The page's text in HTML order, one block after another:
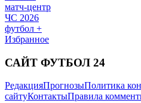
матч-центр
ЧС 2026
футбол +
Избранное
САЙТ ФУТБОЛ 24
РедакцияПрогнозыПолитика
сайтуКонтактыПравила